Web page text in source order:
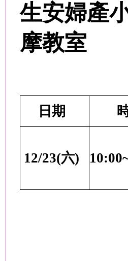
生安婦產
摩教室
日期
12/23(六)